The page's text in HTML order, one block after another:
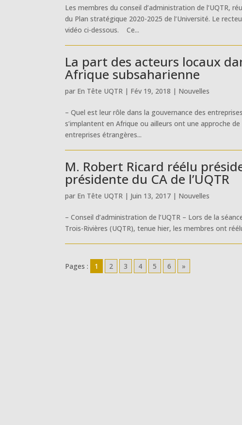
Les membres du conseil d’administration de l’UQTR,
du Plan stratégique 2020-2025 de l’Université. Le
vidéo ci-dessous. Ce...
La part des acteurs locaux
Afrique subsaharienne
par En Tête UQTR | Fév 19, 2018 | Nouvelles
– Quel est leur rôle dans la gouvernance des
s’implantent en Afrique ou ailleurs ont une approche
entreprises étrangères...
M. Robert Ricard réélu
présidente du CA de l’UQTR
par En Tête UQTR | Juin 13, 2017 | Nouvelles
– Conseil d’administration de l’UQTR – Lors de la
Trois-Rivières (UQTR), tenue hier, les membres ont
Pages : 1 2 3 4 5 6 »